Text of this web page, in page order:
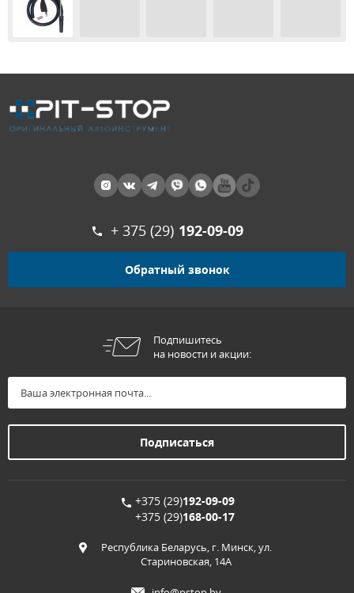
+ 375 (29) 192-09-09
Обратный звонок
Подпишитесь
на новости и акции:
+375 (29)192-09-09
+375 (29)168-00-17
Республика Беларусь, г. Минск, ул.
Стариновская, 14А